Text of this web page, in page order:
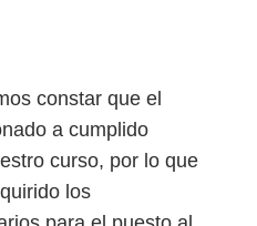
constar que el
a cumplido
curso, por lo que
los